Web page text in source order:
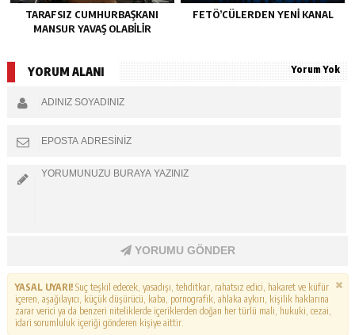
TARAFSIZ CUMHURBAŞKANI
MANSUR YAVAŞ OLABİLİR
FETÖ’CÜLERDEN YENI KANAL
YORUM ALANI Yorum Yok
YORUMU GÖNDER
YASAL UYARI!Suç teşkil edecek, yasadışı, tehditkar, rahatsız edici, hakaret ve küfür
içeren, aşağılayıcı, küçük düşürücü, kaba, pornografik, ahlaka aykırı, kişilik haklarına
zarar verici ya da benzeri niteliklerde içeriklerden doğan her türlü mali, hukuki, cezai,
idari sorumluluk içeriği gönderen kişiye aittir.